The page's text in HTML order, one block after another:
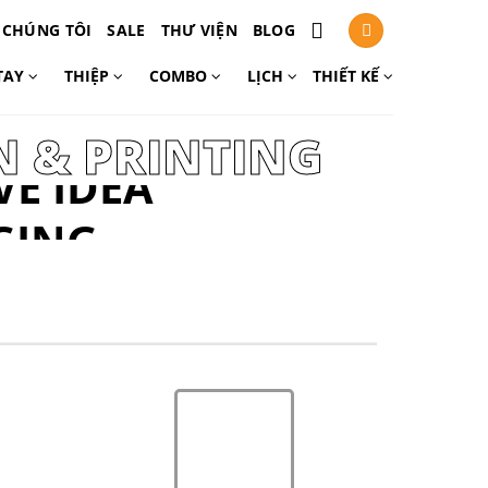
TÔI SALE THƯ VIỆN BLOG
THIỆP COMBO LỊCH THIẾT KẾ
& PRINTING
IDEA